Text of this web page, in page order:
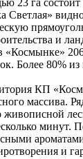
Светлая»
и лан
«Космынке»
Более 80%
КП
массива.
минут.
и